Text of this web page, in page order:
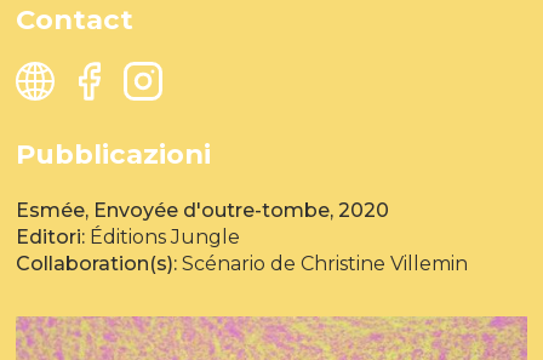
Contact
Pubblicazioni
Esmée, Envoyée d'outre-tombe, 2020
Editori: Éditions Jungle
Collaboration(s): Scénario de Christine Villemin